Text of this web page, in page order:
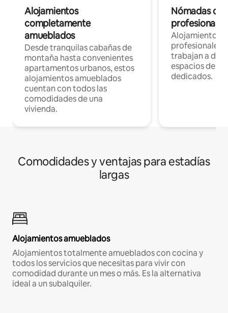
Alojamientos
completamente
amueblados
Desde tranquilas cabañas de
montaña hasta convenientes
apartamentos urbanos, estos
alojamientos amueblados
cuentan con todos las
comodidades de una
vivienda.
Nómadas
Alojamientos
profesionales
trabajan a
espacios de
dedicados.
Comodidades y ventajas para estadías
largas
Alojamientos amueblados
Alojamientos totalmente amueblados con cocina y
todos los servicios que necesitas para vivir con
comodidad durante un mes o más. Es la alternativa
ideal a un subalquiler.